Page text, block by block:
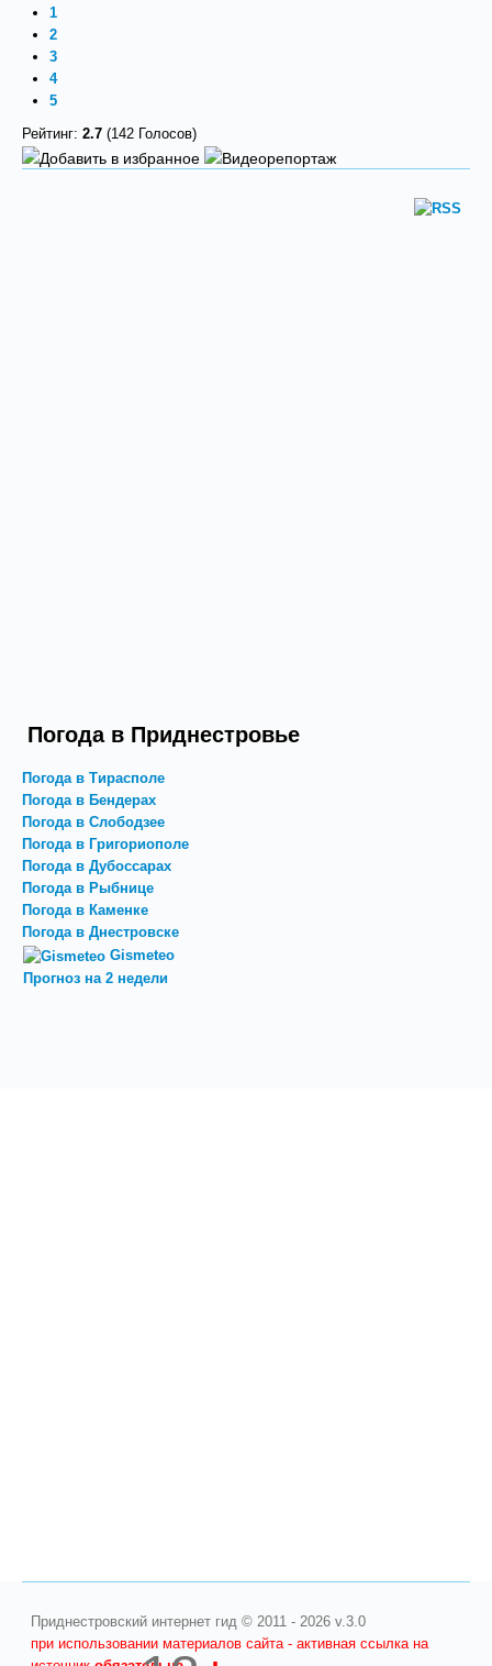
1
2
3
4
5
Рейтинг: 2.7 (142 Голосов)
Погода в Приднестровье
Погода в Тирасполе
Погода в Бендерах
Погода в Слободзее
Погода в Григориополе
Погода в Дубоссарах
Погода в Рыбнице
Погода в Каменке
Погода в Днестровске
Gismeteo
Прогноз на 2 недели
Приднестровский интернет гид © 2011 - 2026 v.3.0
при использовании материалов сайта - активная ссылка на